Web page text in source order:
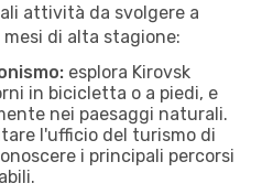
attività da svolgere a
di alta stagione:
esplora Kirovsk
in bicicletta o a piedi, e
nei paesaggi naturali.
l'ufficio del turismo di
i principali percorsi